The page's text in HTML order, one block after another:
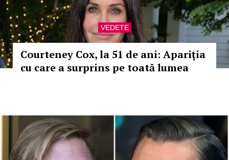
VEDETE
Courteney Cox, la 51 de ani: Apariţia
cu care a surprins pe toată lumea